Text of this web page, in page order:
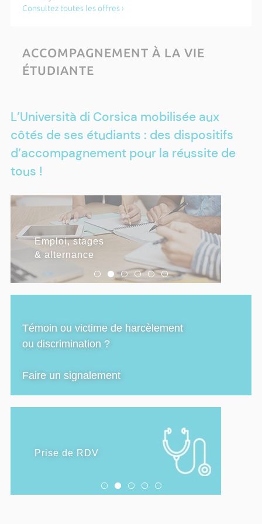
Roisin Lambert
Du lundi 20 juillet 2026 au samedi 31 octobre 2026
Etudiants, déclarez votre situation sur
Consultez toutes les offres ›
ACCOMPAGNEMENT À LA VIE
ÉTUDIANTE
L’Università di Corsica mobilisée aux
côtés de ses étudiants : des dispositifs
d’accompagnement pour la réussite de
tous !
RÉUSSITE & INSERTION
PROFESSIONNELLE
Emploi, stages
& alternance
Contrat pédagogique de
Réussite
Pôle Pépite
Contrat d'apprentissage
Certifications
Témoin ou victime de harcèlement
ou discrimination ?
Faire un signalement
SANTÉ
Prise de RDV
Consulter un psychologue
Santé sexuelle
Forme et santé diététique